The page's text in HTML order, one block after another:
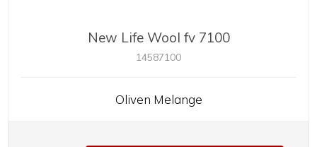
New Life Wool fv 7100
14587100
Oliven Melange